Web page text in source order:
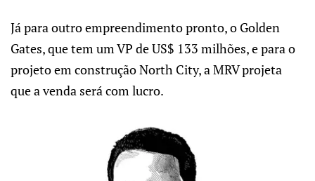
Já para outro empreendimento pronto, o Golden
Gates, que tem um VP de US$ 133 milhões, e para o
projeto em construção North City, a MRV projeta
que a venda será com lucro.